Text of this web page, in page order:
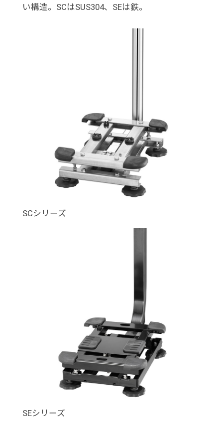
い構造。SCはSUS304、SEは鉄。
SCシリーズ
SEシリーズ